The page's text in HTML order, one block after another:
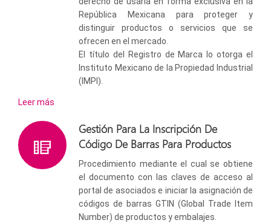
República Mexicana para proteger y
distinguir productos o servicios que se
ofrecen en el mercado.
El título del Registro de Marca lo otorga el
Instituto Mexicano de la Propiedad Industrial
(IMPI).
Leer más
Gestión Para La Inscripción De
Código De Barras Para Productos
Procedimiento mediante el cual se obtiene
el documento con las claves de acceso al
portal de asociados e iniciar la asignación de
códigos de barras GTIN (Global Trade Item
Number) de productos y embalajes.